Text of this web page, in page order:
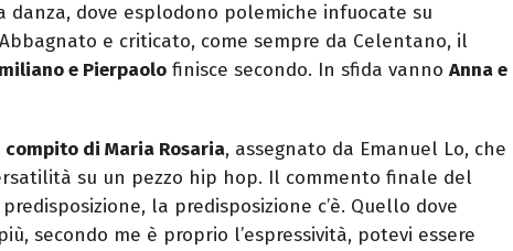
danza, dove esplodono polemiche infuocate su
e criticato, come sempre da Celentano, il
e Pierpaolo finisce secondo. In sfida vanno Anna e
compito di Maria Rosaria, assegnato da Emanuel Lo, che
su un pezzo hip hop. Il commento finale del
la predisposizione c’è. Quello dove
secondo me è proprio l’espressività, potevi essere